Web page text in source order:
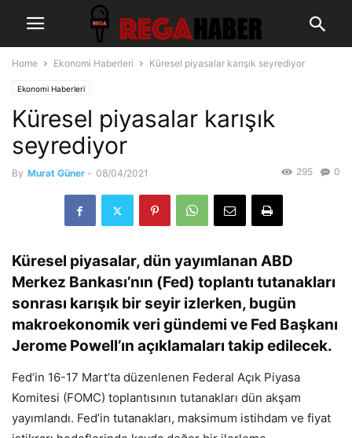
Home Ekonomi Haberleri Küresel piyasalar karışık seyrediyor
Ekonomi Haberleri
Küresel piyasalar karışık
seyrediyor
By Murat Güner - 08/04/2021 0
295
Küresel piyasalar, dün yayımlanan ABD
Merkez Bankası’nın (Fed) toplantı tutanakları
sonrası karışık bir seyir izlerken, bugün
makroekonomik veri gündemi ve Fed Başkanı
Jerome Powell’ın açıklamaları takip edilecek.
Fed’in 16-17 Mart’ta düzenlenen Federal Açık Piyasa
Komitesi (FOMC) toplantısının tutanakları dün akşam
yayımlandı. Fed’in tutanakları, maksimum istihdam ve fiyat